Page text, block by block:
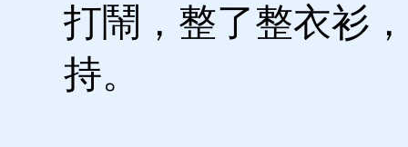
打鬧，整了整衣衫
持。